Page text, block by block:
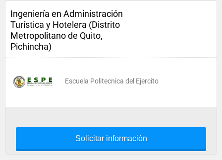
Ingeniería en Administración
Turística y Hotelera (Distrito
Metropolitano de Quito,
Pichincha)
Escuela Politecnica del Ejercito
Solicitar información